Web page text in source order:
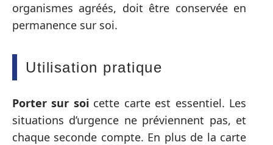
organismes agréés, doit être conservée en
permanence sur soi.
Utilisation pratique
Porter sur soi cette carte est essentiel. Les
situations d’urgence ne préviennent pas, et
chaque seconde compte. En plus de la carte